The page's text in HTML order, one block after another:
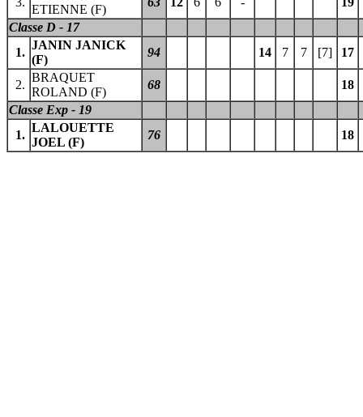
ETIENNE (F)
Classe D - 17
1.
JANIN JANICK
(F)
94 14 7 7 [7] 17
2.
BRAQUET
ROLAND (F)
68 18
Classe Exp - 19
1.
LALOUETTE
JOEL (F)
76 18